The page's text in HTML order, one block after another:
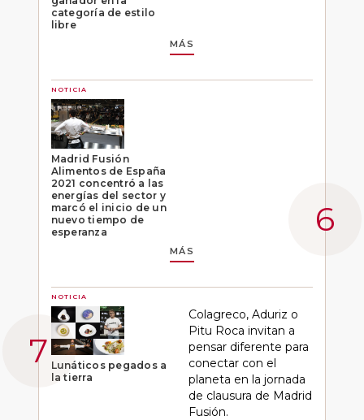
categoría de estilo
libre
MÁS
NOTICIA
Madrid Fusión
Alimentos de España
2021 concentró a las
energías del sector y
marcó el inicio de un
nuevo tiempo de
esperanza
MÁS
NOTICIA
Lunáticos pegados a
la tierra
Colagreco, Aduriz o
Pitu Roca invitan a
pensar diferente para
conectar con el
planeta en la jornada
de clausura de Madrid
Fusión.